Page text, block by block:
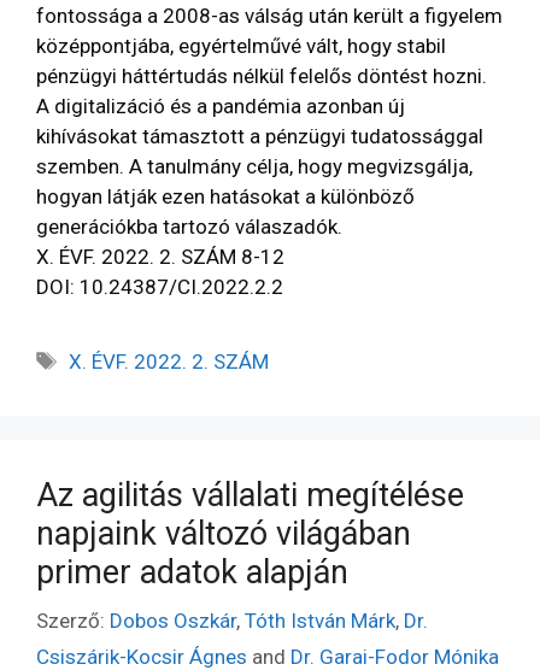
fontossága a 2008-as válság után került a figyelem
középpontjába, egyértelművé vált, hogy stabil
pénzügyi háttértudás nélkül felelős döntést hozni.
A digitalizáció és a pandémia azonban új
kihívásokat támasztott a pénzügyi tudatossággal
szemben. A tanulmány célja, hogy megvizsgálja,
hogyan látják ezen hatásokat a különböző
generációkba tartozó válaszadók.
X. ÉVF. 2022. 2. SZÁM 8-12
DOI: 10.24387/CI.2022.2.2
X. ÉVF. 2022. 2. SZÁM
Az agilitás vállalati megítélése
napjaink változó világában
primer adatok alapján
Szerző: Dobos Oszkár, Tóth István Márk, Dr.
Csiszárik-Kocsir Ágnes and Dr. Garai-Fodor Mónika